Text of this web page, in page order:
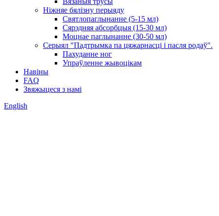
Ніжняе бялізну перыяду
Святлопаглынанне (5-15 мл)
Сярэдняя абсорбцыя (15-30 мл)
Моцнае паглынанне (30-50 мл)
Серыял "Падтрымка па цяжарнасці і пасля родаў".
Пахуданне ног
Упраўленне жывоцікам
Навіны
FAQ
Звяжыцеся з намі
English